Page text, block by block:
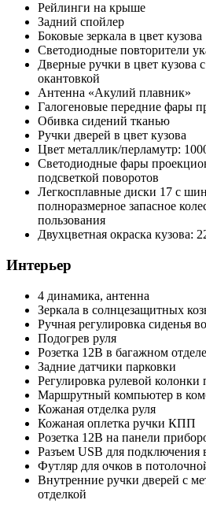
Рейлинги на крыше
Задний спойлер
Боковые зеркала в цвет кузова
Светодиодные повторители
Дверные ручки в цвет кузова
окантовкой
Антенна «Акулий плавник»
Галогеновые передние фары
Обивка сидений тканью
Ручки дверей в цвет кузова
Цвет металлик/перламутр:
Светодиодные фары
подсветкой поворотов
Легкосплавные диски 17 с
полноразмерное запасное
пользования
Двухцветная окраска кузова:
Интерьер
4 динамика, антенна
Зеркала в солнцезащитных
Ручная регулировка сиденья
Подогрев руля
Розетка 12В в багажном
Задние датчики парковки
Регулировка рулевой колонки
Маршрутный компьютер в
Кожаная отделка руля
Кожаная оплетка ручки КПП
Розетка 12В на панели
Разъем USB для подключения
Футляр для очков в
Внутренние ручки дверей с
отделкой